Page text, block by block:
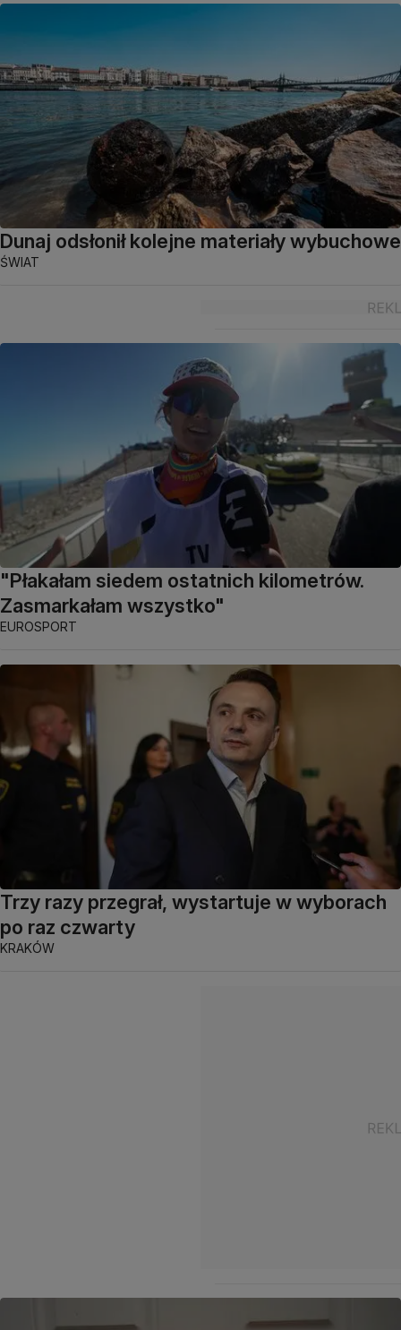
Dunaj odsłonił kolejne materiały wybuchowe
ŚWIAT
"Płakałam siedem ostatnich kilometrów.
Zasmarkałam wszystko"
EUROSPORT
Trzy razy przegrał, wystartuje w wyborach
po raz czwarty
KRAKÓW